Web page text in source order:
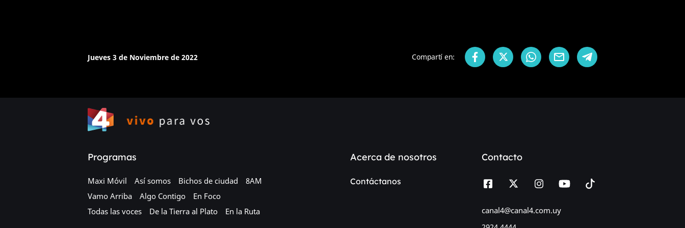
Jueves 3 de Noviembre de 2022 Compartí en:
Programas
Maxi Móvil Así somos Bichos de ciudad
8AM
Vamo Arriba
Algo Contigo
En Foco
Todas las voces
De la Tierra al Plato En la Ruta
Acerca de nosotros
Contáctanos
Contacto
canal4@canal4.com.uy